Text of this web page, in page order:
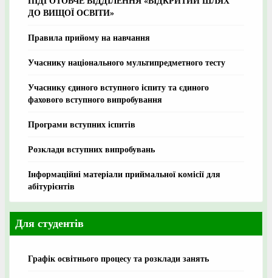
ДО ВИЩОЇ ОСВІТИ»
Правила прийому на навчання
Учаснику національного мультипредметного тесту
Учаснику єдиного вступного іспиту та єдиного
фахового вступного випробування
Програми вступних іспитів
Розклади вступних випробувань
Інформаційні матеріали приймальної комісії для
абітурієнтів
Для студентів
Графік освітнього процесу та розклади занять